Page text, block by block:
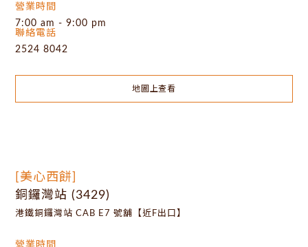
營業時間
7:00 am - 9:00 pm
聯絡電話
2524 8042
地圖上查看
[美心西餅]
銅鑼灣站 (3429)
港鐵銅鑼灣站 CAB E7 號舖【近F出口】
營業時間